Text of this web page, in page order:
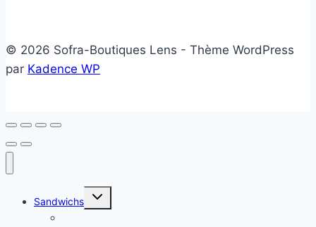
© 2026 Sofra-Boutiques Lens - Thème WordPress
par Kadence WP
Sandwichs
Ouvrir/fermer